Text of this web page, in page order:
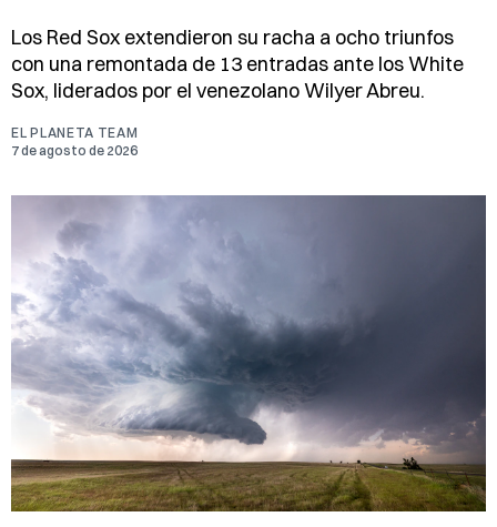
Los Red Sox extendieron su racha a ocho triunfos
con una remontada de 13 entradas ante los White
Sox, liderados por el venezolano Wilyer Abreu.
EL PLANETA TEAM
7 de agosto de 2026